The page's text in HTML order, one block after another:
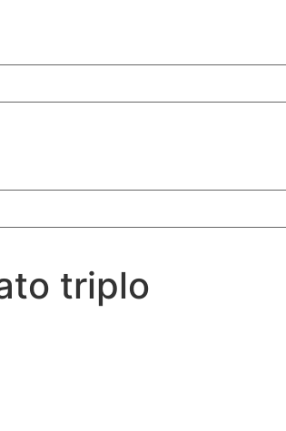
triplo